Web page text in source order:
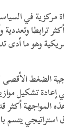
في
ترابطا
وهو ما
الضغط
تشكيل
المواجهة
يتسم